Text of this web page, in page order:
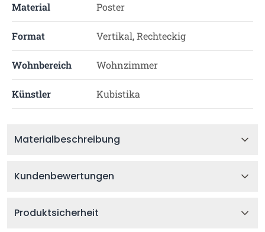
Material Poster
Format Vertikal, Rechteckig
Wohnbereich Wohnzimmer
Künstler Kubistika
Materialbeschreibung
Kundenbewertungen
Produktsicherheit